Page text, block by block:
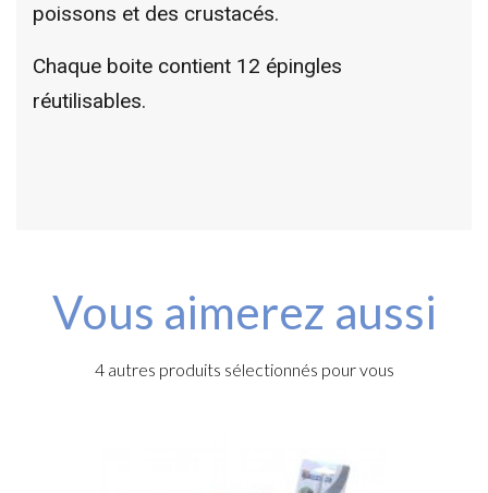
poissons et des crustacés.
Chaque boite contient 12 épingles
réutilisables.
Vous aimerez aussi
4 autres produits sélectionnés pour vous